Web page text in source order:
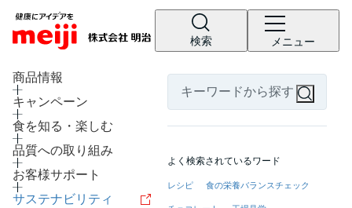
検索 メニュー
商品情報
キャンペーン
食を知る・楽しむ
品質への取り組み
お客様サポート
サステナビリティ
よく検索されているワード
レシピ 食の栄養バランスチェック
LANGUAGE